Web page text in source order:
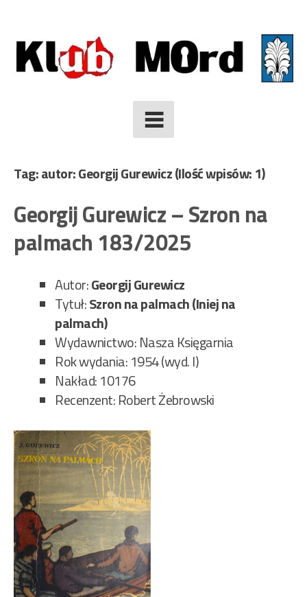
to
content
Tag: autor: Georgij Gurewicz(Ilość wpisów: 1)
Georgij Gurewicz – Szron na
palmach 183/2025
Autor:GeorgijGurewicz
Tytuł:Szron na palmach (Iniej na
palmach)
Wydawnictwo: Nasza Księgarnia
Rok wydania: 1954 (wyd. I)
Nakład: 10176
Recenzent: Robert Żebrowski